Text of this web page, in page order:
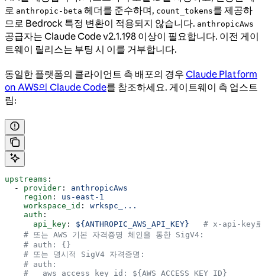
로 anthropic-beta 헤더를 준수하며, count_tokens를 제공하
므로 Bedrock 특정 변환이 적용되지 않습니다. anthropicAws
공급자는 Claude Code v2.1.198 이상이 필요합니다. 이전 게이
트웨이 릴리스는 부팅 시 이를 거부합니다.
동일한 플랫폼의 클라이언트 측 배포의 경우 Claude Platform
on AWS의 Claude Code를 참조하세요. 게이트웨이 측 업스트
림:
upstreams :
  -
provider : anthropicAws
    region
: us-east-1
    workspace_id
: wrkspc_...
    auth
:
      api_key
: ${ANTHROPIC_AWS_API_KEY}
# x-api-key로
    # 또는 AWS 기본 자격증명 체인을 통한 SigV4:
    # auth: {}
    # 또는 명시적 SigV4 자격증명:
    # auth:
    #   aws_access_key_id: ${AWS_ACCESS_KEY_ID}